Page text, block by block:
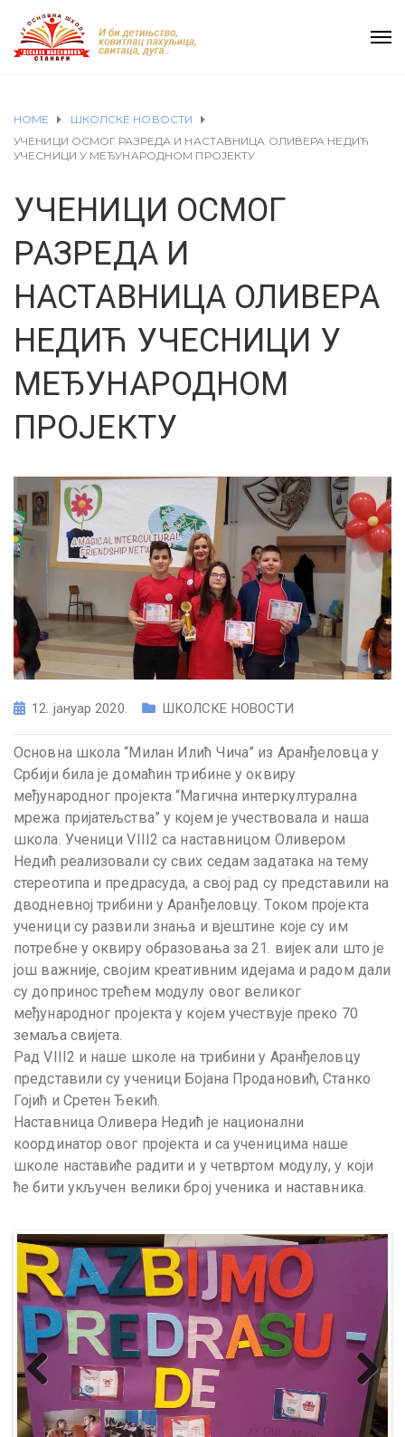
HOME
ШКОЛСКЕ НОВОСТИ
УЧЕНИЦИ ОСМОГ РАЗРЕДА И НАСТАВНИЦА ОЛИВЕРА НЕДИЋ
УЧЕСНИЦИ У МЕЂУНАРОДНОМ ПРОЈЕКТУ
УЧЕНИЦИ ОСМОГ
РАЗРЕДА И
НАСТАВНИЦА ОЛИВЕРА
НЕДИЋ УЧЕСНИЦИ У
МЕЂУНАРОДНОМ
ПРОЈЕКТУ
12. јануар 2020. ШКОЛСКЕ НОВОСТИ
Основна школа “Милан Илић Чича” из Аранђеловца у
Србији била је домаћин трибине у оквиру
међународног пројекта “Магична интеркултурална
мрежа пријатељства” у којем је учествовала и наша
школа. Ученици VIII2 са наставницом Оливером
Недић реализовали су свих седам задатака на тему
стереотипа и предрасуда, а свој рад су представили на
дводневној трибини у Аранђеловцу. Током пројекта
ученици су развили знања и вјештине које су им
потребне у оквиру образовања за 21. вијек али што је
још важније, својим креативним идејама и радом дали
су допринос трећем модулу овог великог
међународног пројекта у којем учествује преко 70
земаља свијета.
Рад VIII2 и наше школе на трибини у Аранђеловцу
представили су ученици Бојана Продановић, Станко
Гојић и Сретен Ђекић.
Наставница Оливера Недић је национални
координатор овог пројекта и са ученицима наше
школе наставиће радити и у четвртом модулу, у који
ће бити укључен велики број ученика и наставника.
Previ
ous
Next